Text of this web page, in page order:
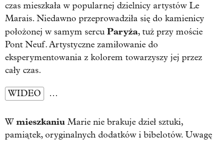
czas mieszkała w popularnej dzielnicy artystów Le
Marais. Niedawno przeprowadziła się do kamienicy
położonej w samym sercu Paryża, tuż przy moście
Pont Neuf. Artystyczne zamiłowanie do
eksperymentowania z kolorem towarzyszy jej przez
cały czas.
WIDEO …
W mieszkaniu Marie nie brakuje dzieł sztuki,
pamiątek, oryginalnych dodatków i bibelotów. Uwagę